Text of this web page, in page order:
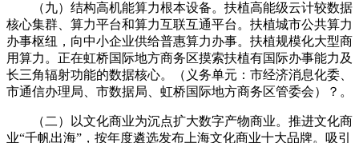
（九）结构高机能算力根本设备。扶植高能级云计较数据
核心集群、算力平台和算力互联互通平台。扶植城市公共算力
办事枢纽，向中小企业供给普惠算力办事。扶植规模化大型商
用算力。正在虹桥国际地方商务区摸索扶植有国际办事能力及
长三角辐射功能的数据核心。（义务单元：市经济消息化委、
市通信办理局、市数据局、虹桥国际地方商务区管委会）？。
（二）以文化商业为沉点扩大数字产物商业。推进文化商
业“千帆出海”，按年度遴选发布上海文化商业十大品牌。吸引